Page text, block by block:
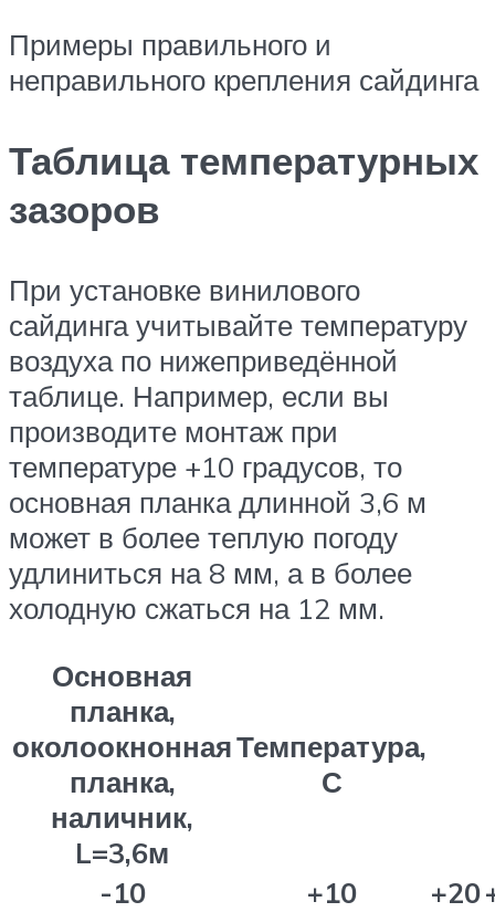
Примеры правильного и
неправильного крепления сайдинга
Таблица температурных
зазоров
При установке винилового
сайдинга учитывайте температуру
воздуха по нижеприведённой
таблице. Например, если вы
производите монтаж при
температуре +10 градусов, то
основная планка длинной 3,6 м
может в более теплую погоду
удлиниться на 8 мм, а в более
холодную сжаться на 12 мм.
Основная
планка,
околоокнонная
планка,
наличник,
L=3,6м
Температура,
С
-10 +10 +20